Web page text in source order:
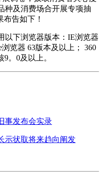
种及消费场合开展专项抽
告如下！
下浏览器版本：IE浏览器
览器 63版本及以上； 360
。0及以上。
事发布会实录
示状取将来趋向阐发